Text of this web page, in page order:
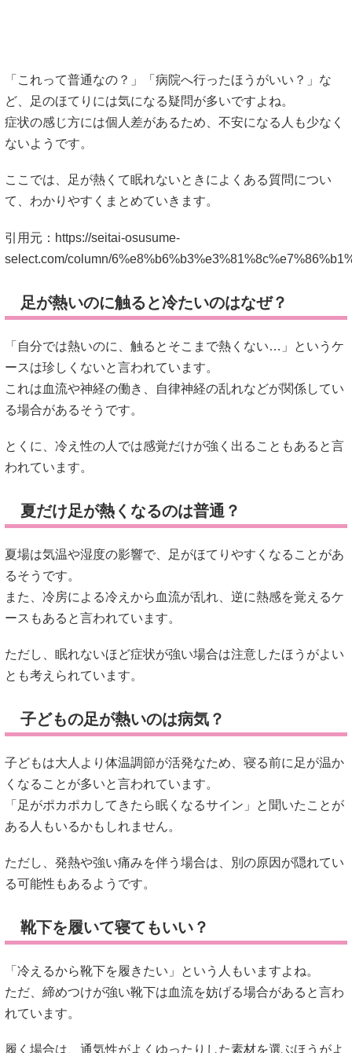
引用元： https://seitai-osusume-
select.com/column/
足が熱いのに触ると冷たいのはなぜ？
「自分では熱いのに、触るとそこまで熱くない…」というケ
これは血流や神経の働き、自律神経の乱れなどが関係してい
る場合があるそうです。
とくに、冷え性の人では感覚だけが強く出ることもあると言
われています。
夏だけ足が熱くなるのは普通？
夏場は気温や湿度の影響で、足がほてりやすくなることがあ
また、冷房による冷えから血流が乱れ、逆に熱感を覚えるケ
ースもあると言われています。
ただし、眠れないほど症状が強い場合は注意したほうがよい
とも考えられています。
子どもの足が熱いのは病気？
子どもは大人より体温調節が活発なため、寝る前に足が温か
「足がポカポカしてきたら眠くなるサイン」と聞いたことが
ある人もいるかもしれません。
ただし、発熱や強い痛みを伴う場合は、別の原因が隠れてい
る可能性もあるようです。
靴下を履いて寝てもいい？
「冷えるから靴下を履きたい」という人もいますよね。
れています。
いと考えられているようです。
市販薬で改善できる？
症状によっては、市販薬を使用する人もいるそうです。